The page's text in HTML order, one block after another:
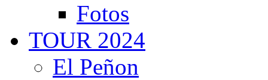
Fotos
TOUR 2024
El Peñon